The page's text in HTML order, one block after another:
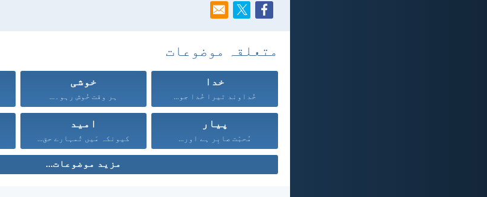
متعلقہ موضوعات
خدا
خُداوند تیرا خُدا جو...
خوشی
ہر وقت خُوش رہو۔...
پیار
مُحبّت صابِر ہے اور...
امید
کیونکہ مَیں تُمہارے حق...
مزید موضوعات...